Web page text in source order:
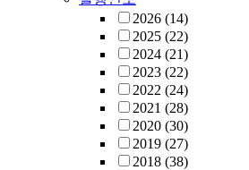
2026 (14)
2025 (22)
2024 (21)
2023 (22)
2022 (24)
2021 (28)
2020 (30)
2019 (27)
2018 (38)